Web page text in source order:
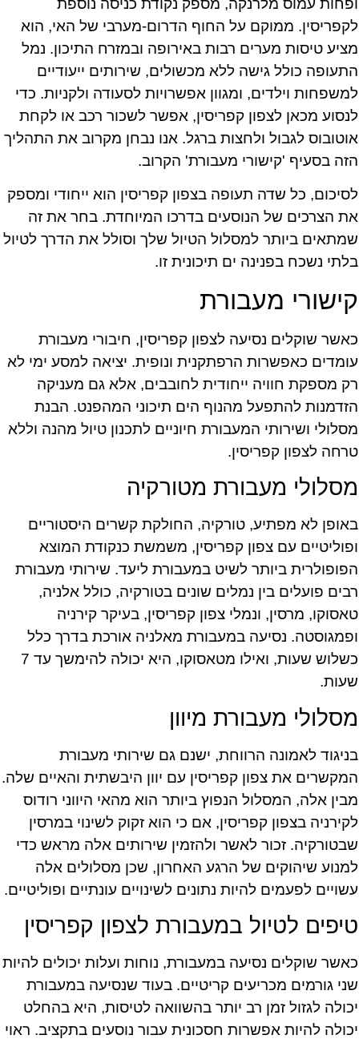
ופחות עמוס מלרנקה, מספק נקודת כניסה נוספת
לקפריסין. ממוקם על החוף הדרום-מערבי של האי, הוא
מציע טיסות מערים רבות באירופה ובמזרח התיכון. נמל
התעופה כולל גישה ללא מכשולים, שירותים ייעודיים
למשפחות וילדים, ומגוון אפשרויות לסעודה ולקניות. כדי
לנסוע מכאן לצפון קפריסין, אפשר לשכור רכב או לקחת
אוטובוס לגבול ולחצות ברגל. אנו נבחן מקרוב את התהליך
הזה בסעיף 'קישורי מעבורת' הקרוב.
לסיכום, כל שדה תעופה בצפון קפריסין הוא ייחודי ומספק
את הצרכים של הנוסעים בדרכו המיוחדת. בחר את זה
שמתאים ביותר למסלול הטיול שלך וסולל את הדרך לטיול
בלתי נשכח בפנינה ים תיכונית זו.
קישורי מעבורת
כאשר שוקלים נסיעה לצפון קפריסין, חיבורי מעבורת
עומדים כאפשרות הרפתקנית ונופית. יציאה למסע ימי לא
רק מספקת חוויה ייחודית לחובבים, אלא גם מעניקה
הזדמנות להתפעל מהנוף הים תיכוני המהפנט. הבנת
מסלולי ושירותי המעבורת חיוניים לתכנון טיול מהנה וללא
טרחה לצפון קפריסין.
מסלולי מעבורת מטורקיה
באופן לא מפתיע, טורקיה, החולקת קשרים היסטוריים
ופוליטיים עם צפון קפריסין, משמשת כנקודת המוצא
הפופולרית ביותר לשיט במעבורת ליעד. שירותי מעבורת
רבים פועלים בין נמלים שונים בטורקיה, כולל אלניה,
טאסוקו, מרסין, ונמלי צפון קפריסין, בעיקר קירניה
ופמגוסטה. נסיעה במעבורת מאלניה אורכת בדרך כלל
כשלוש שעות, ואילו מטאסוקו, היא יכולה להימשך עד 7
שעות.
מסלולי מעבורת מיוון
בניגוד לאמונה הרווחת, ישנם גם שירותי מעבורת
המקשרים את צפון קפריסין עם יוון היבשתית והאיים שלה.
מבין אלה, המסלול הנפוץ ביותר הוא מהאי היווני רודוס
לקירניה בצפון קפריסין, אם כי הוא זקוק לשינוי במרסין
שבטורקיה. זכור לאשר ולהזמין שירותים אלה מראש כדי
למנוע שיהוקים של הרגע האחרון, שכן מסלולים אלה
עשויים לפעמים להיות נתונים לשינויים עונתיים ופוליטיים.
טיפים לטיול במעבורת לצפון קפריסין
כאשר שוקלים נסיעה במעבורת, נוחות ועלות יכולים להיות
שני גורמים מכריעים קריטיים. בעוד שנסיעה במעבורת
יכולה לגזול זמן רב יותר בהשוואה לטיסות, היא בהחלט
יכולה להיות אפשרות חסכונית עבור נוסעים בתקציב. ראוי